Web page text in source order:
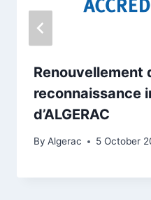
Renouvellement
reconnaissance
d’ALGERAC
By Algerac 5 October